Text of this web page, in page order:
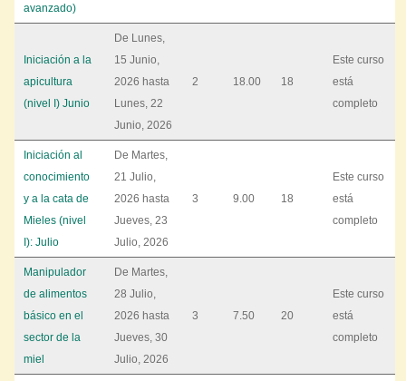
avanzado)
Iniciación a la
apicultura
(nivel I) Junio
De Lunes,
15 Junio,
2026 hasta
Lunes, 22
Junio, 2026
2 18.00 18
Este curso
está
completo
Iniciación al
conocimiento
y a la cata de
Mieles (nivel
I): Julio
De Martes,
21 Julio,
2026 hasta
Jueves, 23
Julio, 2026
3 9.00 18
Este curso
está
completo
Manipulador
de alimentos
básico en el
sector de la
miel
De Martes,
28 Julio,
2026 hasta
Jueves, 30
Julio, 2026
3 7.50 20
Este curso
está
completo